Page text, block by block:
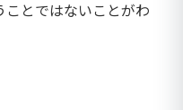
とではないことがわ